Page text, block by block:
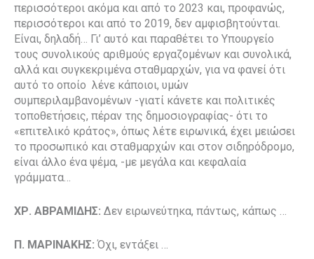
περισσότεροι ακόμα και από το 2023 και, προφανώς,
περισσότεροι και από το 2019, δεν αμφισβητούνται.
Είναι, δηλαδή… Γι’ αυτό και παραθέτει το Υπουργείο
τους συνολικούς αριθμούς εργαζομένων και συνολικά,
αλλά και συγκεκριμένα σταθμαρχών, για να φανεί ότι
αυτό το οποίο λένε κάποιοι, υμών
συμπεριλαμβανομένων -γιατί κάνετε και πολιτικές
τοποθετήσεις, πέραν της δημοσιογραφίας- ότι το
«επιτελικό κράτος», όπως λέτε ειρωνικά, έχει μειώσει
το προσωπικό και σταθμαρχών και στον σιδηρόδρομο,
είναι άλλο ένα ψέμα, -με μεγάλα και κεφαλαία
γράμματα…
ΧΡ. ΑΒΡΑΜΙΔΗΣ: Δεν ειρωνεύτηκα, πάντως, κάπως …
Π. ΜΑΡΙΝΑΚΗΣ:Όχι, εντάξει …